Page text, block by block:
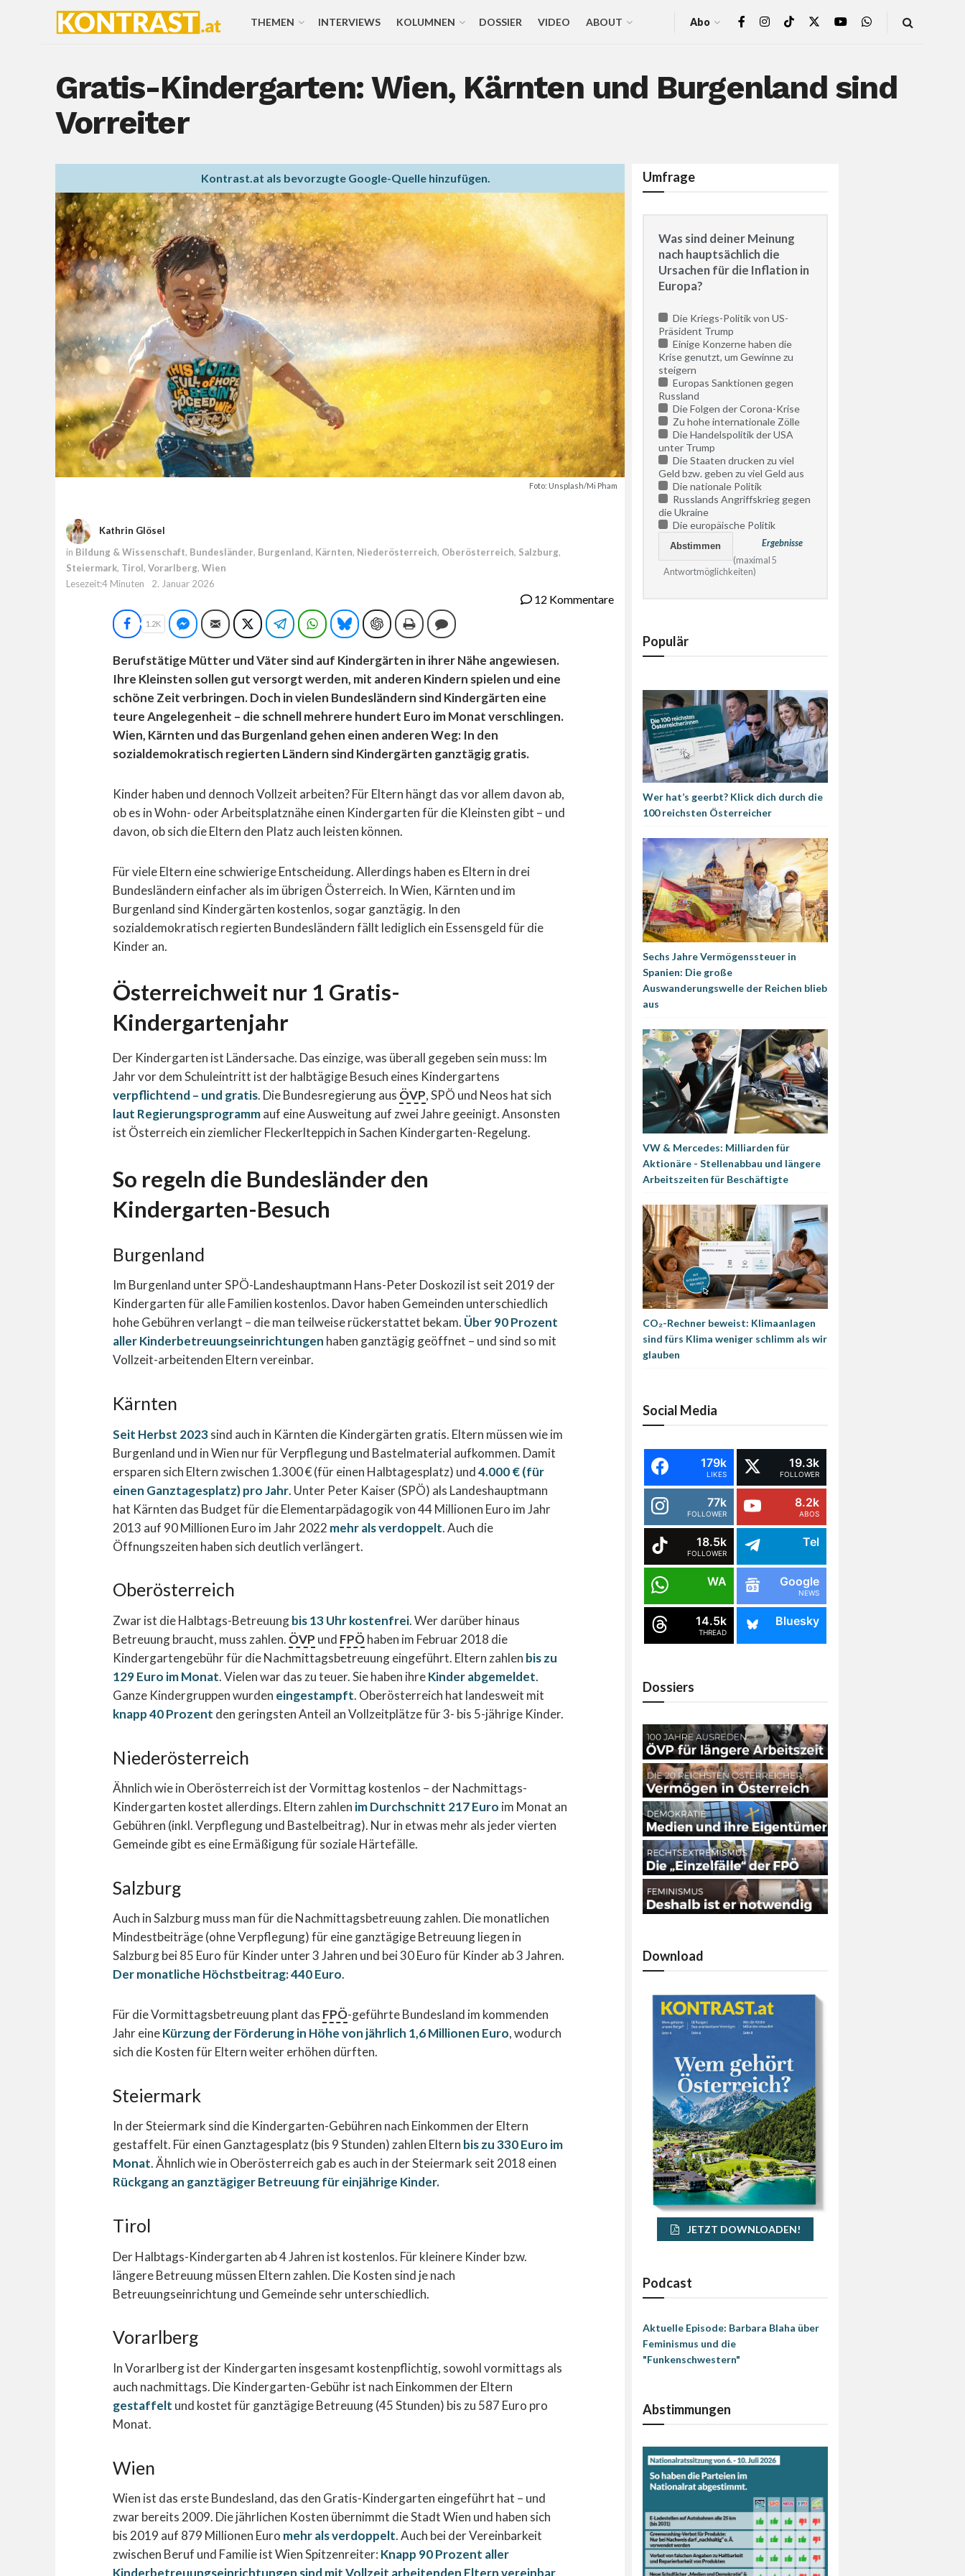
THEMEN INTERVIEWS KOLUMNEN DOSSIER VIDEO ABOUT Abo
Gratis-Kindergarten: Wien, Kärnten und Burgenland sind
Vorreiter
Kontrast.at als bevorzugte Google-Quelle hinzufügen.
Foto: Unsplash/Mi Pham
Kathrin Glösel
in Bildung & Wissenschaft, Bundesländer, Burgenland, Kärnten, Niederösterreich, Oberösterreich, Salzburg,
Steiermark, Tirol, Vorarlberg, Wien
Lesezeit:4 Minuten
2. Januar 2026
12 Kommentare
Facebook
1.2K Facebook Messenger
E-Mail TwitterTelegramWhatsAppBlueskyChatGPTDruckenKommentieren
Berufstätige Mütter und Väter sind auf Kindergärten in ihrer Nähe angewiesen.
Ihre Kleinsten sollen gut versorgt werden, mit anderen Kindern spielen und eine
schöne Zeit verbringen. Doch in vielen Bundesländern sind Kindergärten eine
teure Angelegenheit – die schnell mehrere hundert Euro im Monat verschlingen.
Wien, Kärnten und das Burgenland gehen einen anderen Weg: In den
sozialdemokratisch regierten Ländern sind Kindergärten ganztägig gratis.
Kinder haben und dennoch Vollzeit arbeiten? Für Eltern hängt das vor allem davon ab,
ob es in Wohn- oder Arbeitsplatznähe einen Kindergarten für die Kleinsten gibt – und
davon, ob sich die Eltern den Platz auch leisten können.
Für viele Eltern eine schwierige Entscheidung. Allerdings haben es Eltern in drei
Bundesländern einfacher als im übrigen Österreich. In Wien, Kärnten und im
Burgenland sind Kindergärten kostenlos, sogar ganztägig. In den
sozialdemokratisch regierten Bundesländern fällt lediglich ein Essensgeld für die
Kinder an.
Österreichweit nur 1 Gratis-
Kindergartenjahr
Der Kindergarten ist Ländersache. Das einzige, was überall gegeben sein muss: Im
Jahr vor dem Schuleintritt ist der halbtägige Besuch eines Kindergartens
verpflichtend – und gratis. Die Bundesregierung aus ÖVP, SPÖ und Neos hat sich
laut Regierungsprogrammauf eine Ausweitung auf zwei Jahre geeinigt. Ansonsten
ist Österreich ein ziemlicher Fleckerlteppich in Sachen Kindergarten-Regelung.
So regeln die Bundesländer den
Kindergarten-Besuch
Burgenland
Im Burgenland unter SPÖ-Landeshauptmann Hans-Peter Doskozil ist seit 2019 der
Kindergarten für alle Familien kostenlos. Davor haben Gemeinden unterschiedlich
hohe Gebühren verlangt – die man teilweise rückerstattet bekam. Über 90 Prozent
aller Kinderbetreuungseinrichtungen haben ganztägig geöffnet – und sind so mit
Vollzeit-arbeitenden Eltern vereinbar.
Kärnten
Seit Herbst 2023sind auch in Kärnten die Kindergärten gratis. Eltern müssen wie im
Burgenland und in Wien nur für Verpflegung und Bastelmaterial aufkommen. Damit
ersparen sich Eltern zwischen 1.300 € (für einen Halbtagesplatz) und4.000 € (für
einen Ganztagesplatz) pro Jahr. Unter Peter Kaiser (SPÖ) als Landeshauptmann
hat Kärnten das Budget für die Elementarpädagogik von 44 Millionen Euro im Jahr
2013 auf 90 Millionen Euro im Jahr 2022 mehr als verdoppelt. Auch die
Öffnungszeiten haben sich deutlich verlängert.
Oberösterreich
Zwar ist die Halbtags-Betreuungbis 13 Uhr kostenfrei. Wer darüber hinaus
Betreuung braucht, muss zahlen. ÖVP und FPÖhaben im Februar 2018 die
Kindergartengebühr für die Nachmittagsbetreuung eingeführt. Eltern zahlen bis zu
129 Euro im Monat. Vielen war das zu teuer. Sie haben ihreKinder abgemeldet.
Ganze Kindergruppen wurden eingestampft. Oberösterreich hat landesweit mit
knapp 40 Prozent den geringsten Anteil an Vollzeitplätze für 3- bis 5-jährige Kinder.
Niederösterreich
Ähnlich wie in Oberösterreich ist der Vormittag kostenlos – der Nachmittags-
Kindergarten kostet allerdings. Eltern zahlen im Durchschnitt 217 Euro im Monat an
Gebühren (inkl. Verpflegung und Bastelbeitrag). Nur in etwas mehr als jeder vierten
Gemeinde gibt es eine Ermäßigung für soziale Härtefälle.
Salzburg
Auch in Salzburg muss man für die Nachmittagsbetreuung zahlen. Die monatlichen
Mindestbeiträge (ohne Verpflegung) für eine ganztägige Betreuung liegen in
Salzburg bei 85 Euro für Kinder unter 3 Jahren und bei 30 Euro für Kinder ab 3 Jahren.
Der monatliche Höchstbeitrag: 440 Euro.
Für die Vormittagsbetreuung plant das FPÖ-geführte Bundesland im kommenden
Jahr eineKürzung der Förderung in Höhe von jährlich 1,6 Millionen Euro, wodurch
sich die Kosten für Eltern weiter erhöhen dürften.
Steiermark
In der Steiermark sind die Kindergarten-Gebühren nach Einkommen der Eltern
gestaffelt. Für einen Ganztagesplatz (bis 9 Stunden) zahlen Eltern bis zu 330 Euro im
Monat. Ähnlich wie in Oberösterreich gab es auch in der Steiermark seit 2018 einen
Rückgang an ganztägiger Betreuung für einjährige Kinder.
Tirol
Der Halbtags-Kindergarten ab 4 Jahren ist kostenlos. Für kleinere Kinder bzw.
längere Betreuung müssen Eltern zahlen. Die Kosten sind je nach
Betreuungseinrichtung und Gemeinde sehr unterschiedlich.
Vorarlberg
In Vorarlberg ist der Kindergarten insgesamt kostenpflichtig, sowohl vormittags als
auch nachmittags. Die Kindergarten-Gebühr ist nach Einkommen der Eltern
gestaffelt und kostet für ganztägige Betreuung (45 Stunden) bis zu 587 Euro pro
Monat.
Wien
Wien ist das erste Bundesland, das den Gratis-Kindergarten eingeführt hat – und
zwar bereits 2009. Die jährlichen Kosten übernimmt die Stadt Wien und haben sich
bis 2019 auf 879 Millionen Euro mehr als verdoppelt. Auch bei der Vereinbarkeit
zwischen Beruf und Familie ist Wien Spitzenreiter: Knapp 90 Prozent aller
Kinderbetreuungseinrichtungen sind mit Vollzeit arbeitenden Eltern vereinbar
Umfrage
Was sind deiner Meinung
nach hauptsächlich die
Ursachen für die Inflation in
Europa?
Die Kriegs-Politik von US-
Präsident Trump
Einige Konzerne haben die
Krise genutzt, um Gewinne zu
steigern
Europas Sanktionen gegen
Russland
Die Folgen der Corona-Krise
Zu hohe internationale Zölle
Die Handelspolitik der USA
unter Trump
Die Staaten drucken zu viel
Geld bzw. geben zu viel Geld aus
Die nationale Politik
Russlands Angriffskrieg gegen
die Ukraine
Die europäische Politik
Ergebnisse
(maximal 5
Antwortmöglichkeiten)
Populär
Wer hat’s geerbt? Klick dich durch die
100 reichsten Österreicher
Sechs Jahre Vermögenssteuer in
Spanien: Die große
Auswanderungswelle der Reichen blieb
aus
VW & Mercedes: Milliarden für
Aktionäre - Stellenabbau und längere
Arbeitszeiten für Beschäftigte
CO₂-Rechner beweist: Klimaanlagen
sind fürs Klima weniger schlimm als wir
glauben
Social Media
179k
LIKES
19.3k
FOLLOWER
77k
FOLLOWER
8.2k
ABOS
18.5k
FOLLOWER
Tel
WA Google
NEWS
14.5k
THREAD
Bluesky
Dossiers
Download
JETZT DOWNLOADEN!
Podcast
Aktuelle Episode: Barbara Blaha über
Feminismus und die
"Funkenschwestern"
Abstimmungen